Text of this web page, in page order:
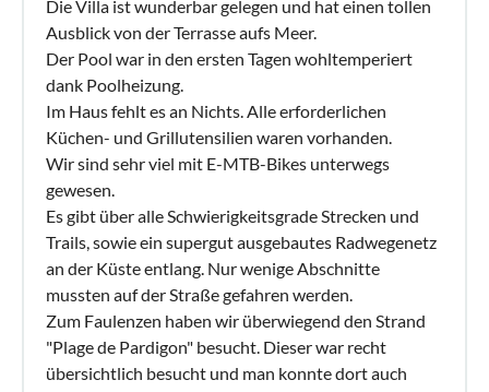
Die Villa ist wunderbar gelegen und hat einen tollen
Ausblick von der Terrasse aufs Meer.
Der Pool war in den ersten Tagen wohltemperiert
dank Poolheizung.
Im Haus fehlt es an Nichts. Alle erforderlichen
Küchen- und Grillutensilien waren vorhanden.
Wir sind sehr viel mit E-MTB-Bikes unterwegs
gewesen.
Es gibt über alle Schwierigkeitsgrade Strecken und
Trails, sowie ein supergut ausgebautes Radwegenetz
an der Küste entlang. Nur wenige Abschnitte
mussten auf der Straße gefahren werden.
Zum Faulenzen haben wir überwiegend den Strand
"Plage de Pardigon" besucht. Dieser war recht
übersichtlich besucht und man konnte dort auch